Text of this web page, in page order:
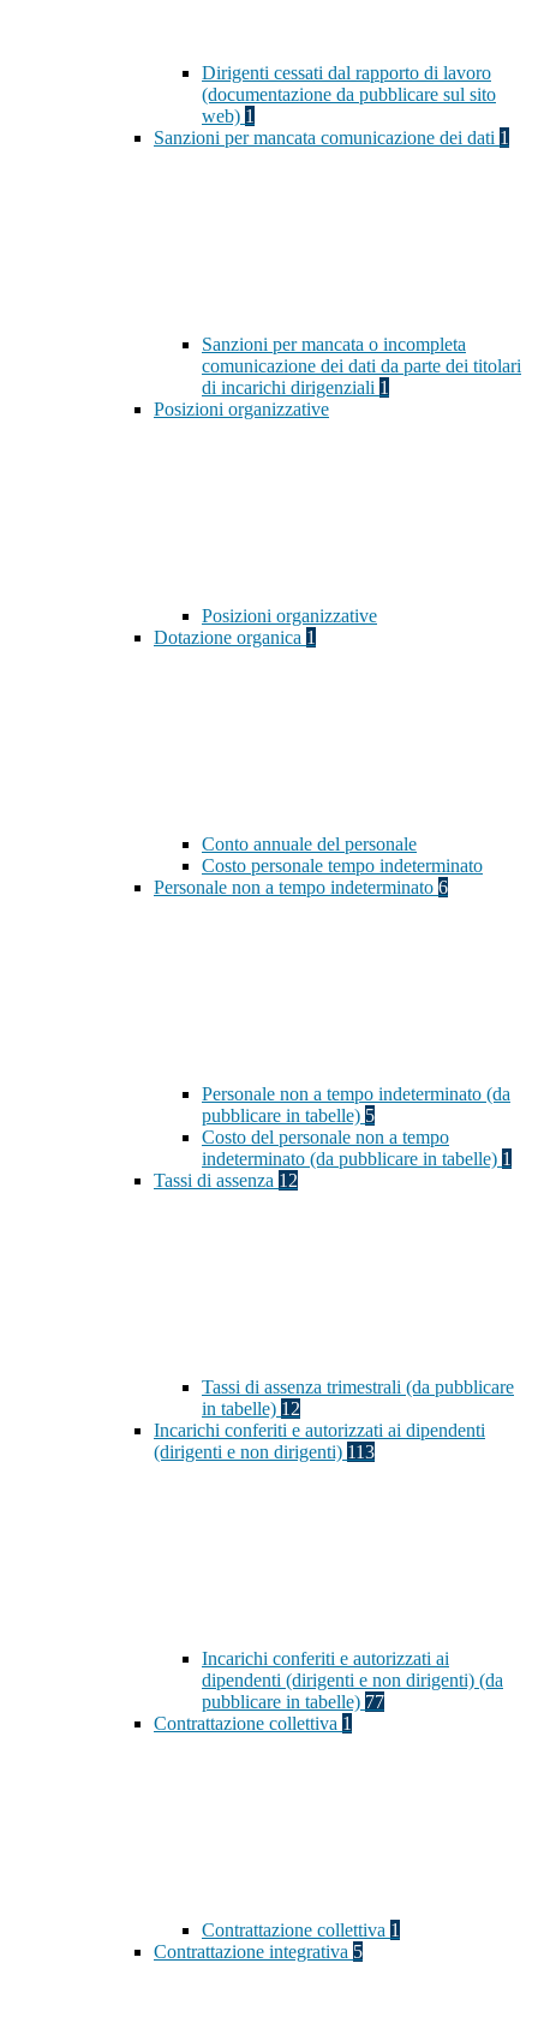
Dirigenti cessati dal rapporto di lavoro
(documentazione da pubblicare sul sito
web) 1
Sanzioni per mancata comunicazione dei dati 1
Sanzioni per mancata o incompleta
comunicazione dei dati da parte dei titolari
di incarichi dirigenziali 1
Posizioni organizzative
Posizioni organizzative
Dotazione organica 1
Conto annuale del personale
Costo personale tempo indeterminato
Personale non a tempo indeterminato 6
Personale non a tempo indeterminato (da
pubblicare in tabelle) 5
Costo del personale non a tempo
indeterminato (da pubblicare in tabelle) 1
Tassi di assenza 12
Tassi di assenza trimestrali (da pubblicare
in tabelle) 12
Incarichi conferiti e autorizzati ai dipendenti
(dirigenti e non dirigenti) 113
Incarichi conferiti e autorizzati ai
dipendenti (dirigenti e non dirigenti) (da
pubblicare in tabelle) 77
Contrattazione collettiva 1
Contrattazione collettiva 1
Contrattazione integrativa 5